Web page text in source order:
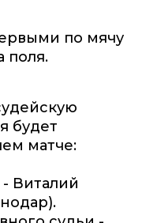
по мячу
поля.
будет
матче:
Виталий